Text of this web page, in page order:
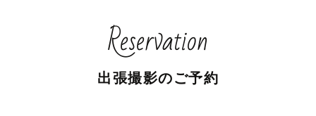
Reservation
出張撮影のご予約